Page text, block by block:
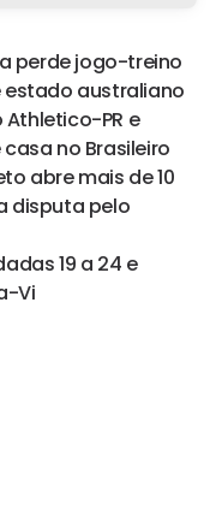
perde jogo-treino
estado australiano
PR e
no Brasileiro
abre mais de 10
disputa pelo
19 a 24 e
Vi